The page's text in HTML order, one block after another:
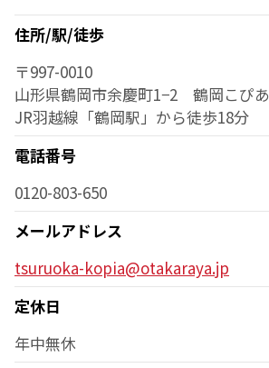
住所/駅/徒歩
〒997-0010
山形県鶴岡市余慶町1−2 鶴岡こぴあ
JR羽越線「鶴岡駅」から徒歩18分
電話番号
0120-803-650
メールアドレス
tsuruoka-kopia@otakaraya.jp
定休日
年中無休